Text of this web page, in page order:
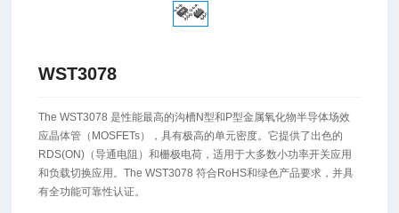
WST3078
​The WST3078 是性能最高的沟槽N型和P型金属氧化物半导体场效
应晶体管（MOSFETs），具有极高的单元密度。它提供了出色的
RDS(ON)（导通电阻）和栅极电荷，适用于大多数小功率开关应用
和负载切换应用。The WST3078 符合RoHS和绿色产品要求，并具
有全功能可靠性认证。